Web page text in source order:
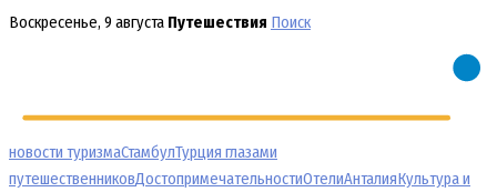
Перейти
Воскресенье, 9 августа Путешествия Поиск
новости туризмаСтамбулТурция глазами
путешественниковДостопримечательностиОтелиАнталияКультура и